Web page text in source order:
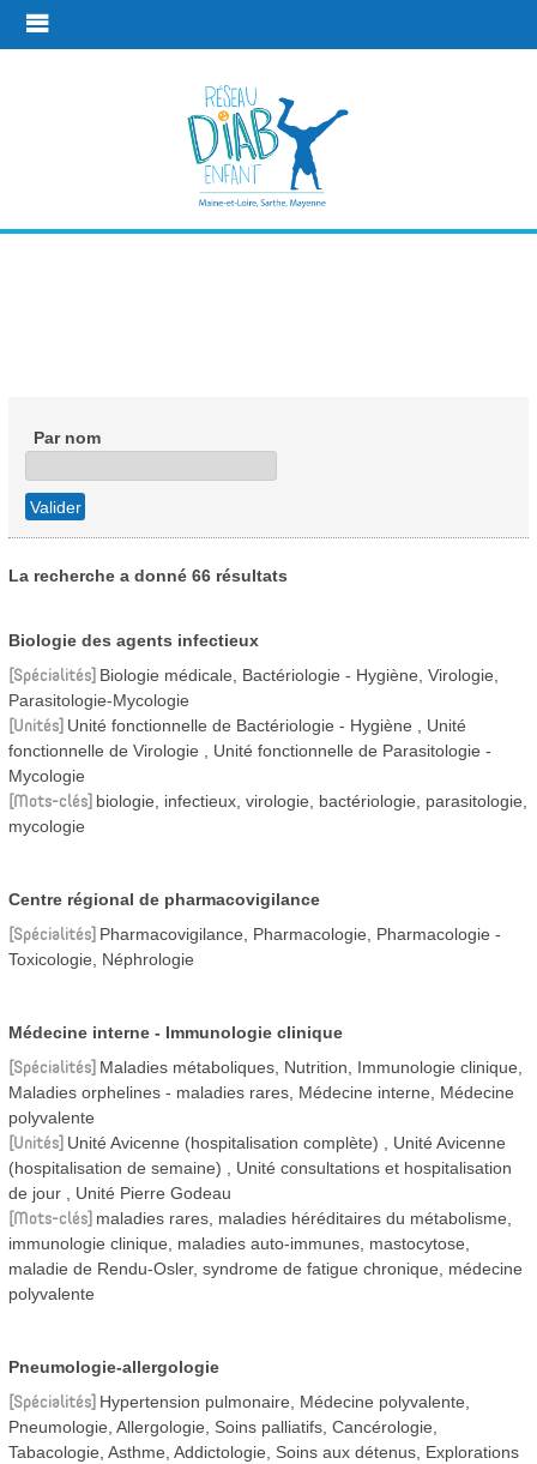
Plus d'infos
Par nom
La recherche a donné 66 résultats
Biologie des agents infectieux
Spécialités Biologie médicale, Bactériologie - Hygiène, Virologie,
Parasitologie-Mycologie
Unités Unité fonctionnelle de Bactériologie - Hygiène
Unité
fonctionnelle de Virologie
Unité fonctionnelle de Parasitologie -
Mycologie
Mots-clés biologie, infectieux, virologie, bactériologie, parasitologie,
mycologie
Centre régional de pharmacovigilance
Spécialités Pharmacovigilance, Pharmacologie, Pharmacologie -
Toxicologie, Néphrologie
Médecine interne - Immunologie clinique
Spécialités Maladies métaboliques, Nutrition, Immunologie clinique,
Maladies orphelines - maladies rares, Médecine interne, Médecine
polyvalente
Unités Unité Avicenne (hospitalisation complète)
Unité Avicenne
(hospitalisation de semaine)
Unité consultations et hospitalisation
de jour
Unité Pierre Godeau
Mots-clés maladies rares, maladies héréditaires du métabolisme,
immunologie clinique, maladies auto-immunes, mastocytose,
maladie de Rendu-Osler, syndrome de fatigue chronique, médecine
polyvalente
Pneumologie-allergologie
Spécialités Hypertension pulmonaire, Médecine polyvalente,
Pneumologie, Allergologie, Soins palliatifs, Cancérologie,
Tabacologie, Asthme, Addictologie, Soins aux détenus, Explorations